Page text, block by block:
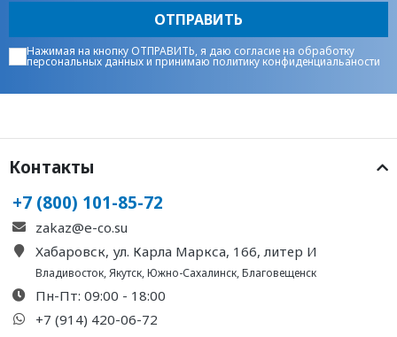
ОТПРАВИТЬ
Нажимая на кнопку ОТПРАВИТЬ, я даю согласие на обработку
персональных данныхи принимаюполитику конфиденциальаности
Контакты
+7 (800) 101-85-72
zakaz@e-co.su
Хабаровск, ул. Карла Маркса, 166, литер И
Владивосток,Якутск,Южно-Сахалинск,Благовещенск
Пн-Пт: 09:00 - 18:00
+7 (914) 420-06-72